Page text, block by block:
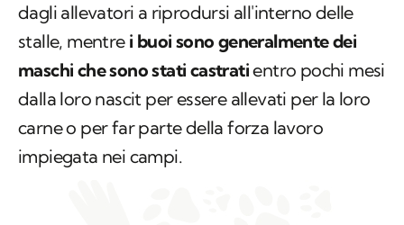
dagli allevatori a riprodursi all'interno delle
stalle, mentre i buoi sono generalmente dei
maschi che sono stati castratientro pochi mesi
dalla loro nascit per essere allevati per la loro
carne o per far parte della forza lavoro
impiegata nei campi.